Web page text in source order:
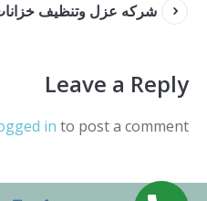
شركه عزل وتنظيف خزانات
Leave a Reply
in to post a comment.